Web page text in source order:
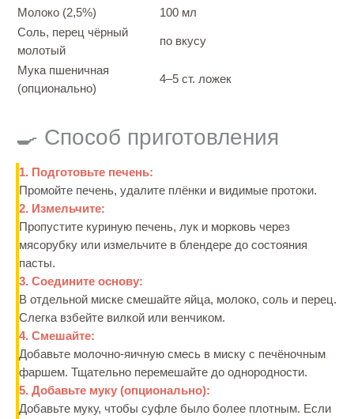
Молоко (2,5%)
100 мл
Соль, перец чёрный
молотый
по вкусу
Мука пшеничная
(опционально)
4–5 ст. ложек
🍳 Способ приготовления
1. Подготовьте печень:
Промойте печень, удалите плёнки и видимые протоки.
2. Измельчите:
Пропустите куриную печень, лук и морковь через
мясорубку или измельчите в блендере до состояния
пасты.
3. Соедините основу:
В отдельной миске смешайте яйца, молоко, соль и перец.
Слегка взбейте вилкой или венчиком.
4. Смешайте:
Добавьте молочно-яичную смесь в миску с печёночным
фаршем. Тщательно перемешайте до однородности.
5. Добавьте муку (опционально):
Добавьте муку, чтобы суфле было более плотным. Если